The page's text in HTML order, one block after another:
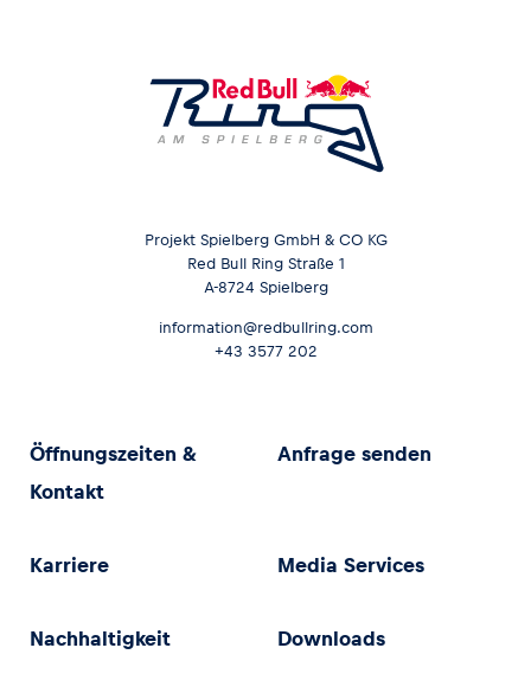
Projekt Spielberg GmbH & CO KG
Red Bull Ring Straße 1
A-8724 Spielberg
information@redbullring.com
+43 3577 202
Öffnungszeiten &
Kontakt
Anfrage senden
Karriere Media Services
Nachhaltigkeit Downloads